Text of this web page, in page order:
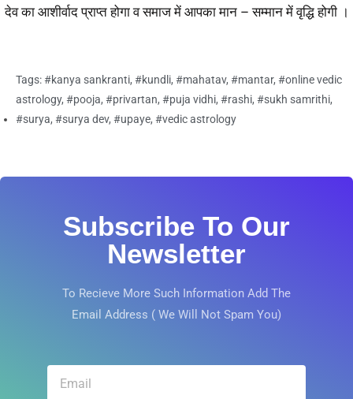
देव का आशीर्वाद प्राप्त होगा व समाज में आपका मान – सम्मान में वृद्धि होगी ।
Tags:#kanya sankranti, #kundli, #mahatav, #mantar, #online vedic
astrology, #pooja, #privartan, #puja vidhi, #rashi, #sukh samrithi,
#surya, #surya dev, #upaye, #vedic astrology
Subscribe To Our
Newsletter
To Recieve More Such Information Add The
Email Address ( We Will Not Spam You)